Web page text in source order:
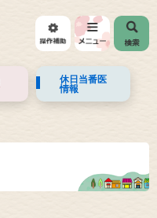
休日当番医
情報